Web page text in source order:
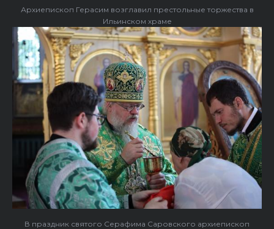
Архиепископ Герасим возглавил престольные торжества в
Ильинском храме
В праздник святого Серафима Саровского архиепископ